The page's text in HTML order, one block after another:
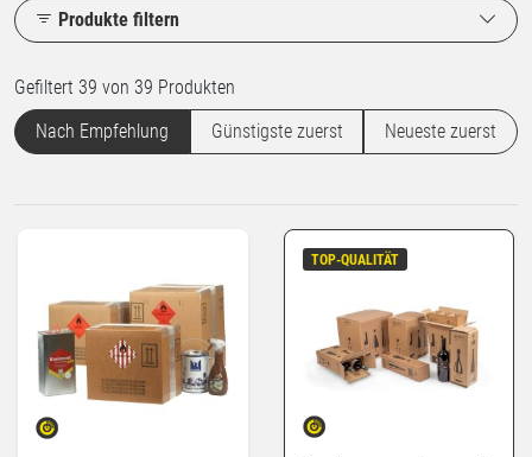
Produkte filtern
Gefiltert 39 von 39 Produkten
Nach Empfehlung
Günstigste zuerst Neueste zuerst
TOP-QUALITÄT